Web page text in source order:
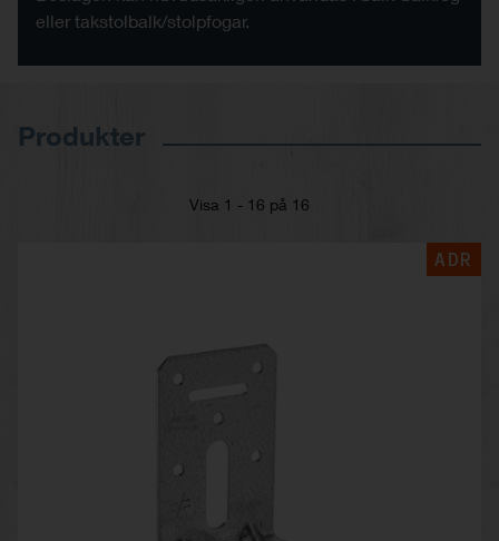
eller takstolbalk/stolpfogar.
Produkter
Visa 1 - 16 på 16
ADR